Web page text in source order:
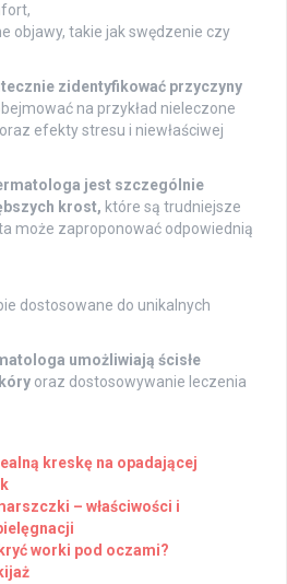
objawy, takie jak swędzenie czy
zidentyfikować przyczyny
na przykład nieleczone
efekty stresu i niewłaściwej
jest szczególnie
krost, które są trudniejsze
może zaproponować odpowiednią
dostosowane do unikalnych
umożliwiają ścisłe
oraz dostosowywanie leczenia
kreskę na opadającej
– właściwości i
worki pod oczami?